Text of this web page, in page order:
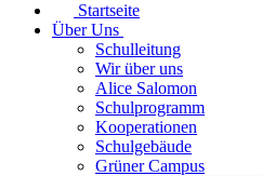
Startseite
Über Uns
Schulleitung
Wir über uns
Alice Salomon
Schulprogramm
Kooperationen
Schulgebäude
Grüner Campus